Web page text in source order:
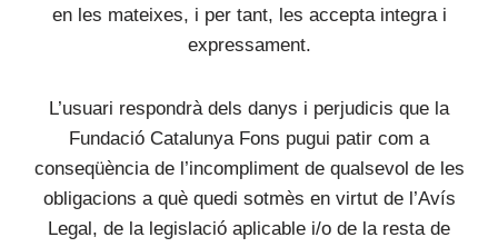
en les mateixes, i per tant, les accepta integra i
expressament.
L’usuari respondrà dels danys i perjudicis que la
Fundació Catalunya Fons pugui patir com a
conseqüència de l’incompliment de qualsevol de les
obligacions a què quedi sotmès en virtut de l’Avís
Legal, de la legislació aplicable i/o de la resta de